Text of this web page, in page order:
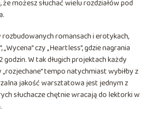
możesz słuchać wielu rozdziałów pod
romansach i erotykach,
„Wycena” czy „Heartless”, gdzie nagrania
godzin. W tak długich projektach każdy
tempo natychmiast wybiłby z
jakość warsztatowa jest jednym z
słuchacze chętnie wracają do lektorki w